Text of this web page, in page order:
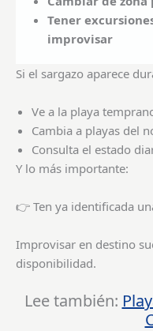
Tener
improvisar
Si el sargazo aparece
Ve a la playa
Cambia a playas del
Consulta el estado
Y lo más importante:
👉 Ten ya identificada
Improvisar en destino
disponibilidad.
Lee también: